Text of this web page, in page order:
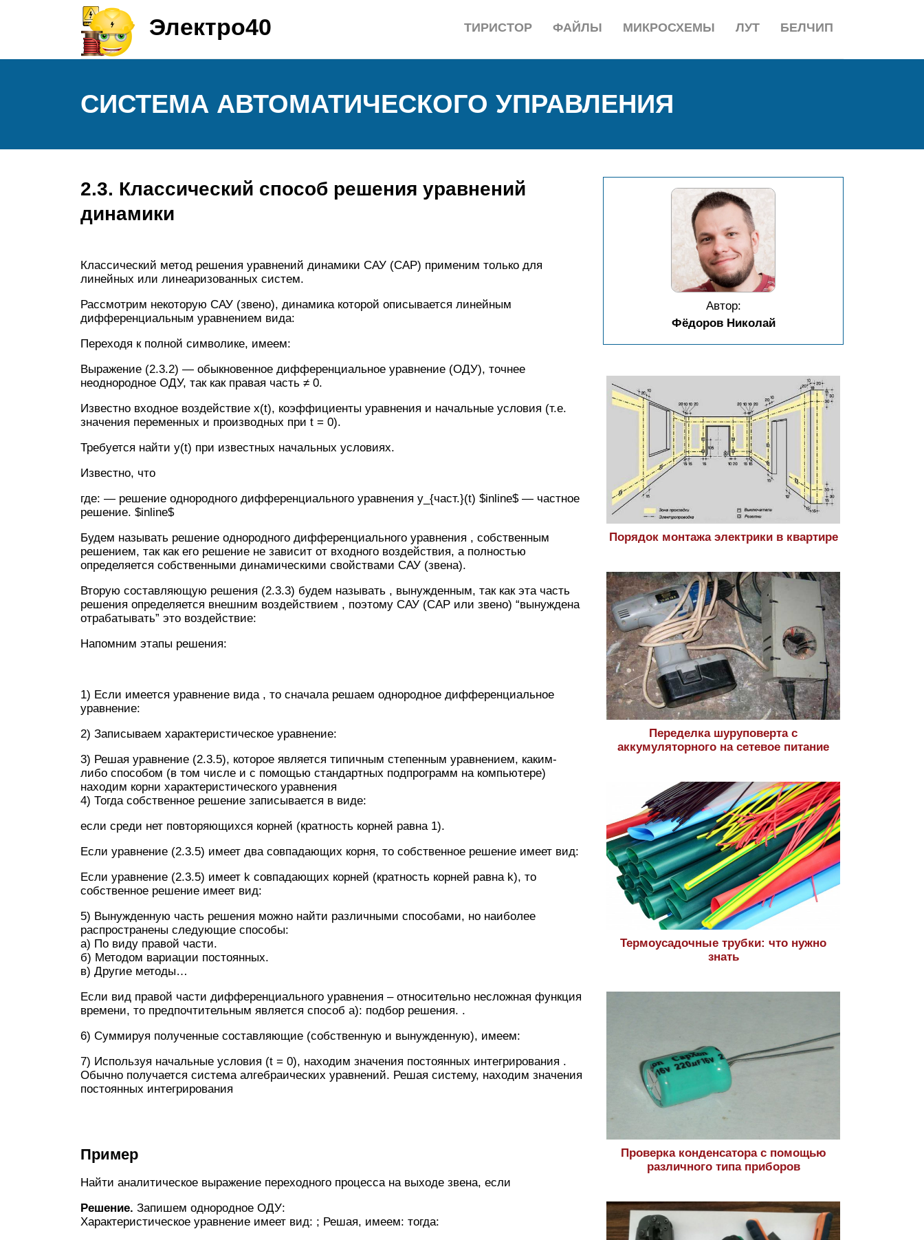
Электро40 БЕЛЧИП
ЛУТ
МИКРОСХЕМЫ
ФАЙЛЫ
ТИРИСТОР
СИСТЕМА АВТОМАТИЧЕСКОГО УПРАВЛЕНИЯ
2.3. Классический способ решения уравнений
динамики
Классический метод решения уравнений динамики САУ (САР) применим только для
линейных или линеаризованных систем.
Рассмотрим некоторую САУ (звено), динамика которой описывается линейным
дифференциальным уравнением вида:
Переходя к полной символике, имеем:
Выражение (2.3.2) — обыкновенное дифференциальное уравнение (ОДУ), точнее
неоднородное ОДУ, так как правая часть ≠ 0.
Известно входное воздействие x(t), коэффициенты уравнения и начальные условия (т.е.
значения переменных и производных при t = 0).
Требуется найти y(t) при известных начальных условиях.
Известно, что
где: — решение однородного дифференциального уравнения y_{част.}(t) $inline$ — частное
решение. $inline$
Будем называть решение однородного дифференциального уравнения , собственным
решением, так как его решение не зависит от входного воздействия, а полностью
определяется собственными динамическими свойствами САУ (звена).
Вторую составляющую решения (2.3.3) будем называть , вынужденным, так как эта часть
решения определяется внешним воздействием , поэтому САУ (САР или звено) “вынуждена
отрабатывать” это воздействие:
Напомним этапы решения:
1) Если имеется уравнение вида , то сначала решаем однородное дифференциальное
уравнение:
2) Записываем характеристическое уравнение:
3) Решая уравнение (2.3.5), которое является типичным степенным уравнением, каким-
либо способом (в том числе и с помощью стандартных подпрограмм на компьютере)
находим корни характеристического уравнения
4) Тогда собственное решение записывается в виде:
если среди нет повторяющихся корней (кратность корней равна 1).
Если уравнение (2.3.5) имеет два совпадающих корня, то собственное решение имеет вид:
Если уравнение (2.3.5) имеет k совпадающих корней (кратность корней равна k), то
собственное решение имеет вид:
5) Вынужденную часть решения можно найти различными способами, но наиболее
распространены следующие способы:
а) По виду правой части.
б) Методом вариации постоянных.
в) Другие методы…
Если вид правой части дифференциального уравнения – относительно несложная функция
времени, то предпочтительным является способ а): подбор решения. .
6) Суммируя полученные составляющие (собственную и вынужденную), имеем:
7) Используя начальные условия (t = 0), находим значения постоянных интегрирования .
Обычно получается система алгебраических уравнений. Решая систему, находим значения
постоянных интегрирования
Пример
Найти аналитическое выражение переходного процесса на выходе звена, если
Решение. Запишем однородное ОДУ:
Характеристическое уравнение имеет вид: ; Решая, имеем: тогда:
Автор:
Фёдоров Николай
Порядок монтажа электрики в квартире
Переделка шуруповерта с
аккумуляторного на сетевое питание
Термоусадочные трубки: что нужно
знать
Проверка конденсатора с помощью
различного типа приборов